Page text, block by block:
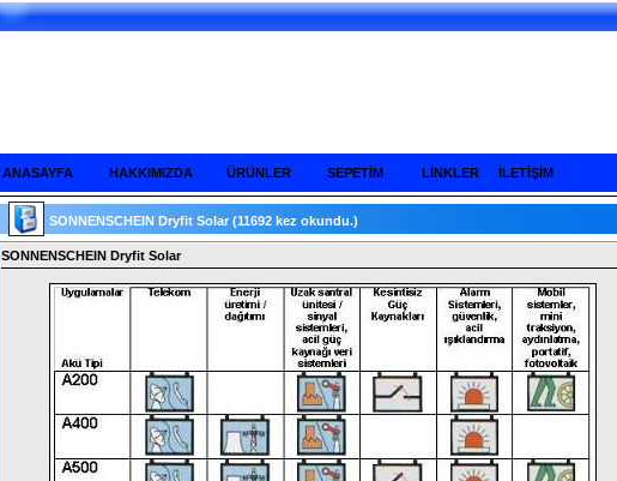
ANASAYFA HAKKIMIZDA ÜRÜNLER SEPETİM LİNKLER İLETİŞİM
SONNENSCHEIN Dryfit Solar (11692 kez okundu.)
SONNENSCHEIN Dryfit Solar